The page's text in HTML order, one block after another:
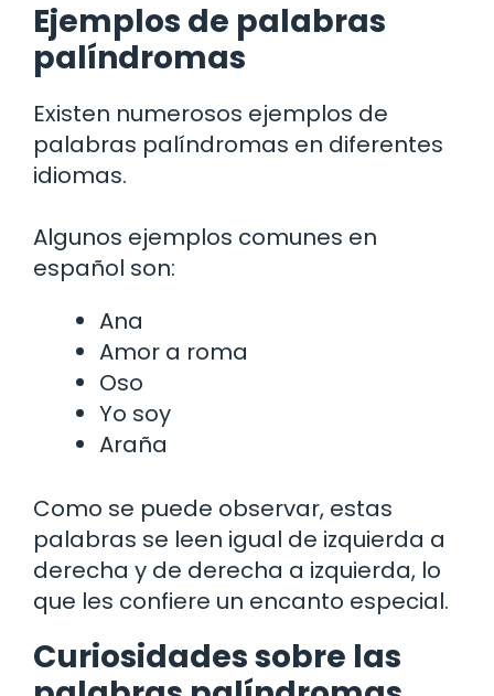
Ejemplos de palabras
palíndromas
Existen numerosos ejemplos de
palabras palíndromas en diferentes
idiomas.
Algunos ejemplos comunes en
español son:
Ana
Amor a roma
Oso
Yo soy
Araña
Como se puede observar, estas
palabras se leen igual de izquierda a
derecha y de derecha a izquierda, lo
que les confiere un encanto especial.
Curiosidades sobre las